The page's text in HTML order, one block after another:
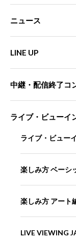
ニュース
LINE UP
中継・配信終了コ
ライブ・ビューイ
ライブ・ビュー
楽しみ方 ベーシ
楽しみ方 アート
LIVE VIEWING